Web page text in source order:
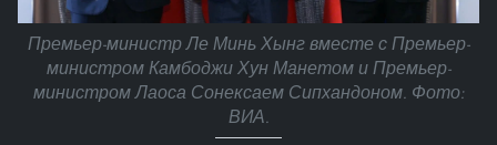
Премьер-министр Ле Минь Хынг вместе с Премьер-
министром Камбоджи Хун Манетом и Премьер-
министром Лаоса Сонексаем Сипхандоном. Фото:
ВИА.